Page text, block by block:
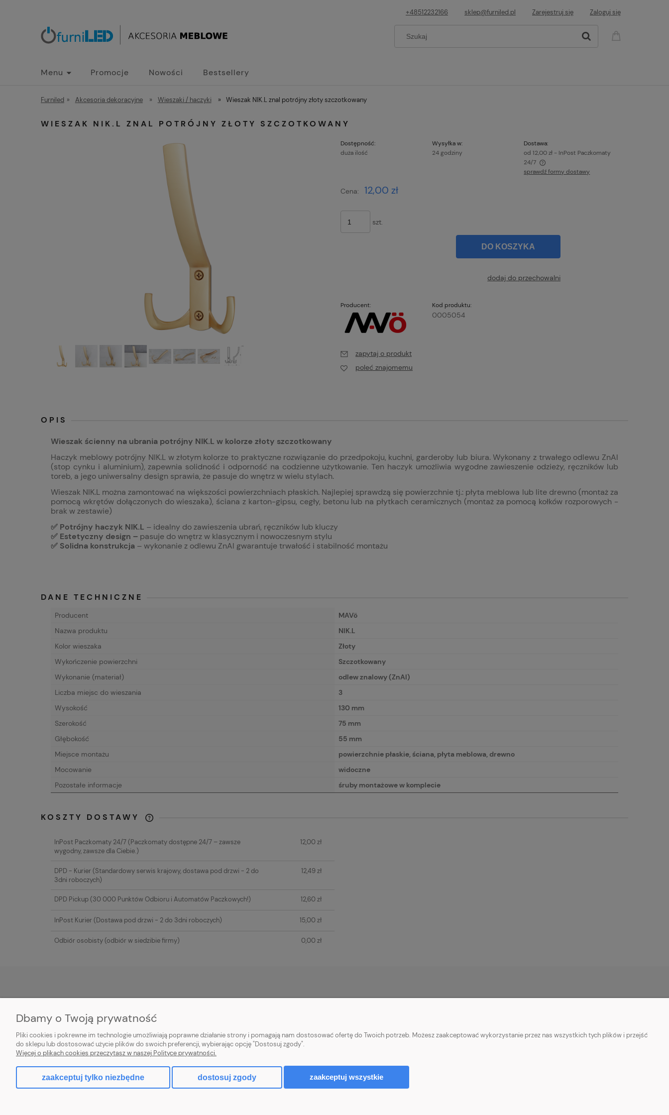
+48512232166 sklep@furniled.pl Zarejestruj się Zaloguj się
Menu Promocje Nowości Bestsellery
Furniled » Akcesoria dekoracyjne » Wieszaki / haczyki » Wieszak NIK.L znal potrójny złoty szczotkowany
WIESZAK NIK.L ZNAL POTRÓJNY ZŁOTY SZCZOTKOWANY
Dostępność:
duża ilość
Wysyłka w:
24 godziny
Dostawa:
od 12,00 zł - InPost Paczkomaty
24/7
sprawdź formy dostawy
Cena: 12,00 zł
szt.
DO KOSZYKA
dodaj do przechowalni
Producent: Kod produktu:
0005054
zapytaj o produkt
poleć znajomemu
OPIS
Wieszak ścienny na ubrania potrójny NIK.L w kolorze złoty szczotkowany
Haczyk meblowy potrójny NIK.L w złotym kolorze to praktyczne rozwiązanie do przedpokoju, kuchni, garderoby lub biura. Wykonany z trwałego odlewu ZnAl
(stop cynku i aluminium), zapewnia solidność i odporność na codzienne użytkowanie. Ten haczyk umożliwia wygodne zawieszenie odzieży, ręczników lub
toreb, a jego uniwersalny design sprawia, że pasuje do wnętrz w wielu stylach.
Wieszak NIK.L można zamontować na większości powierzchniach płaskich. Najlepiej sprawdzą się powierzchnie tj.: płyta meblowa lub lite drewno (montaż za
pomocą wkrętów dołączonych do wieszaka), ściana z karton-gipsu, cegły, betonu lub na płytkach ceramicznych (montaż za pomocą kołków rozporowych -
brak w zestawie)
✅ Potrójny haczyk NIK.L – idealny do zawieszenia ubrań, ręczników lub kluczy
✅ Estetyczny design – pasuje do wnętrz w klasycznym i nowoczesnym stylu
✅ Solidna konstrukcja – wykonanie z odlewu ZnAl gwarantuje trwałość i stabilność montażu
DANE TECHNICZNE
Producent
MAVö
Nazwa produktu
NIK.L
Kolor wieszaka
Złoty
Wykończenie powierzchni
Szczotkowany
Wykonanie (materiał)
odlew znalowy (ZnAl)
Liczba miejsc do wieszania
3
Wysokość
130 mm
Szerokość
75 mm
Głębokość
55 mm
Miejsce montażu
powierzchnie płaskie, ściana, płyta meblowa, drewno
Mocowanie
widoczne
Pozostałe informacje
śruby montażowe w komplecie
KOSZTY DOSTAWY
CENA NIE ZAWIERA
InPost Paczkomaty 24/7(Paczkomaty dostępne 24/7 – zawsze
wygodny, zawsze dla Ciebie.)
12,00 zł
DPD - Kurier(Standardowy serwis krajowy, dostawa pod drzwi - 2 do
3dni roboczych)
12,49 zł
DPD Pickup(30 000 Punktów Odbioru i Automatów Paczkowych!) 12,60 zł
InPost Kurier(Dostawa pod drzwi - 2 do 3dni roboczych) 15,00 zł
Odbiór osobisty(odbiór w siedzibie firmy) 0,00 zł
Warunki zwrotów
Regulamin
Ustawienia konta
Przechowalnia
Wysyłka i koszty dostawy
Polityka prywatności
Facebook
Dbamy o Twoją prywatność
Pliki cookies i pokrewne im technologie umożliwiają poprawne działanie strony i pomagają nam dostosować ofertę do Twoich potrzeb. Możesz zaakceptować wykorzystanie przez nas wszystkich tych plików i przejść
do sklepu lub dostosować użycie plików do swoich preferencji, wybierając opcję "Dostosuj zgody".
Więcej o plikach cookies przeczytasz w naszej Polityce prywatności.
zaakceptuj tylko niezbędne dostosuj zgody zaakceptuj wszystkie